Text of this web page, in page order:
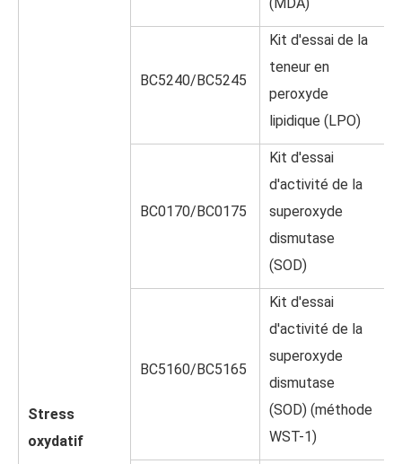
Stress
oxydatif
BC5240/BC5245
Kit d'essai de la
teneur en
peroxyde
lipidique (LPO)
BC0170/BC0175
Kit d'essai
d'activité de la
superoxyde
dismutase
(SOD)
BC5160/BC5165
Kit d'essai
d'activité de la
superoxyde
dismutase
(SOD) (méthode
WST-1)